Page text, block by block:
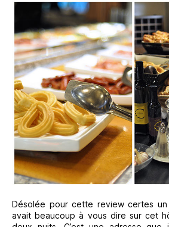
Désolée pour cette review certes
avait beaucoup à vous dire sur cet